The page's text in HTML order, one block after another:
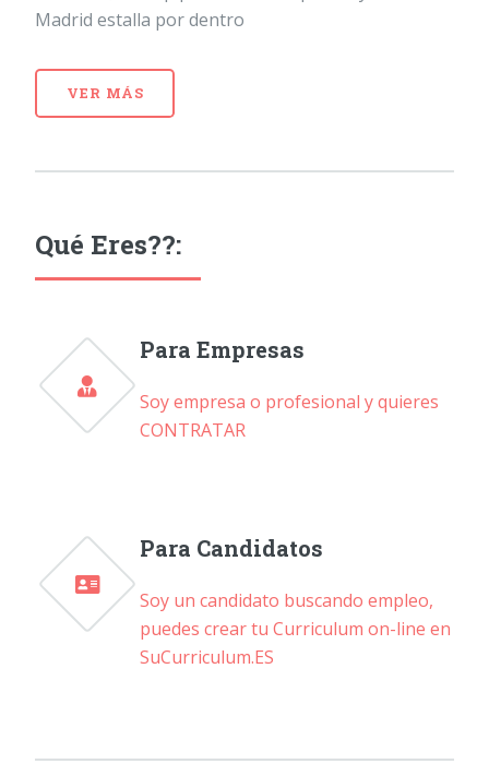
Madrid estalla por dentro
VER MÁS
Qué Eres??:
Para Empresas
Soy empresa o profesional y quieres
CONTRATAR
Para Candidatos
Soy un candidato buscando empleo,
puedes crear tu Curriculum on-line en
SuCurriculum.ES